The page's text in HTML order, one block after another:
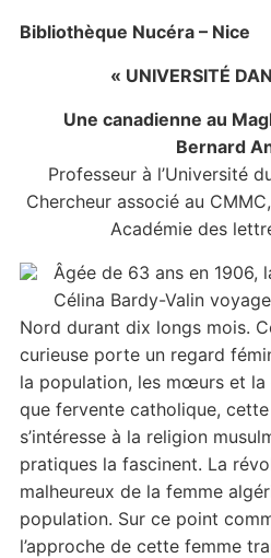
Bibliothèque Nucéra – Nice
« UNIVERSITÉ
Une canadienne au
Bernard
Professeur à l’Université
Chercheur associé au
Académie des
Âgée de 63 ans en 1906,
Célina Bardy-Valin
Nord durant dix longs mois.
curieuse porte un regard
la population, les mœurs et la
que fervente catholique,
s’intéresse à la religion
pratiques la fascinent. La
malheureux de la femme
population. Sur ce point
l’approche de cette femme